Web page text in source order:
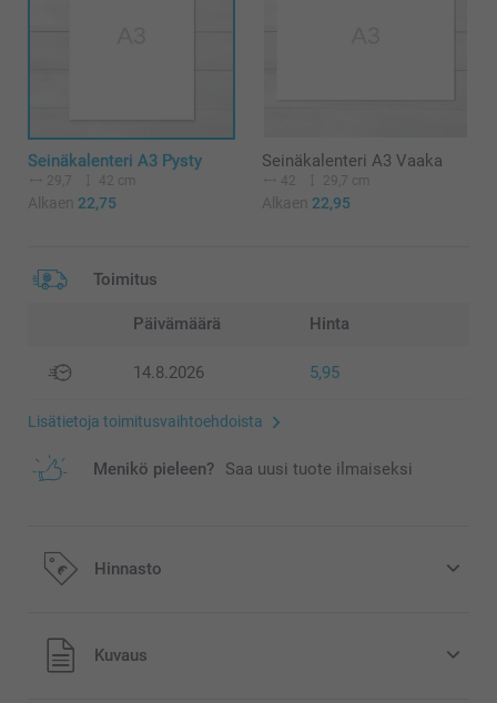
Seinäkalenteri A3 Pysty
29,7 42 cm
Alkaen 22,75
Seinäkalenteri A3 Vaaka
42 29,7 cm
Alkaen 22,95
Toimitus
Päivämäärä Hinta
14.8.2026 5,95
Lisätietoja toimitusvaihtoehdoista
Menikö pieleen? Saa uusi tuote ilmaiseksi
Hinnasto
Kaikki hinnat ovat euroina, sisältävät arvonlisäveron ja
eivät sisällä postikuluja.
Kuvaus